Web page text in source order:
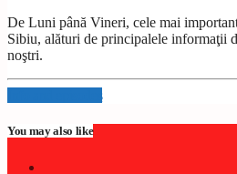
De Luni până Vineri, cele mai
Sibiu, alături de principalele informaţii
noştri.
Info and episodes
You may also like